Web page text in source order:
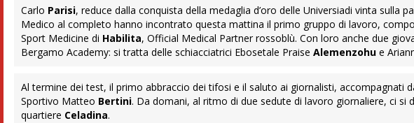
Carlo Parisi, reduce dalla conquista della medaglia d’oro delle Universiadi vinta sulla
Medico al completo hanno incontrato questa mattina il primo gruppo di lavoro,
Sport Medicine di Habilita, Official Medical Partner rossoblù. Con loro anche due
Bergamo Academy: si tratta delle schiacciatrici Ebosetale PraiseAlemenzohu e
Al termine dei test, il primo abbraccio dei tifosi e il saluto ai giornalisti, accompagnati
Sportivo Matteo Bertini. Da domani, al ritmo di due sedute di lavoro giornaliere, ci si
quartiere Celadina.